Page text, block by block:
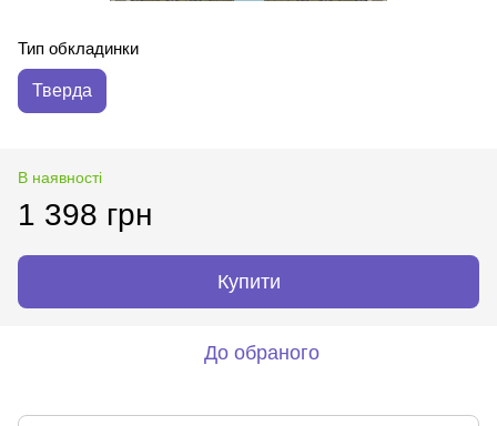
Тип обкладинки
Тверда
В наявності
1 398 грн
Купити
До обраного